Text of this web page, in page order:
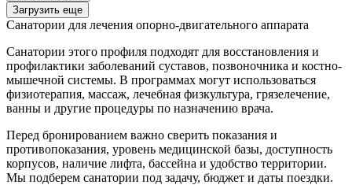
Загрузить еще
Санатории для лечения опорно-двигательного аппарата
Санатории этого профиля подходят для восстановления и
профилактики заболеваний суставов, позвоночника и костно-
мышечной системы. В программах могут использоваться
физиотерапия, массаж, лечебная физкультура, грязелечение,
ванны и другие процедуры по назначению врача.
Перед бронированием важно сверить показания и
противопоказания, уровень медицинской базы, доступность
корпусов, наличие лифта, бассейна и удобство территории.
Мы подберем санатории под задачу, бюджет и даты поездки.